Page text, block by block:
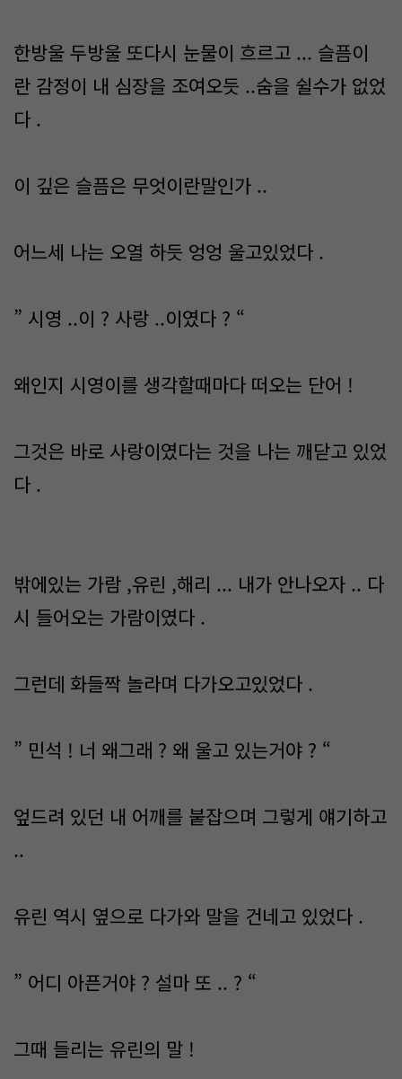
한방울 두방울 또다시 눈물이 흐르고 ... 슬픔이
란 감정이 내 심장을 조여오듯 ..숨을 쉴수가 없었
다 .
이 깊은 슬픔은 무엇이란말인가 ..
어느세 나는 오열 하듯 엉엉 울고있었다 .
” 시영 ..이 ? 사랑 ..이였다 ? “
왜인지 시영이를 생각할때마다 떠오는 단어 !
그것은 바로 사랑이였다는 것을 나는 깨닫고 있었
다 .
밖에있는 가람 ,유린 ,해리 ... 내가 안나오자 .. 다
시 들어오는 가람이였다 .
그런데 화들짝 놀라며 다가오고있었다 .
” 민석 ! 너 왜그래 ? 왜 울고 있는거야 ? “
엎드려 있던 내 어깨를 붙잡으며 그렇게 얘기하고
..
유린 역시 옆으로 다가와 말을 건네고 있었다 .
” 어디 아픈거야 ? 설마 또 .. ? “
그때 들리는 유린의 말 !